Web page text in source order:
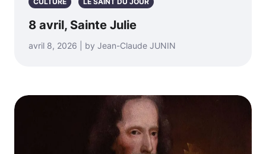
8 avril, Sainte Julie
avril 8, 2026 | by Jean-Claude JUNIN